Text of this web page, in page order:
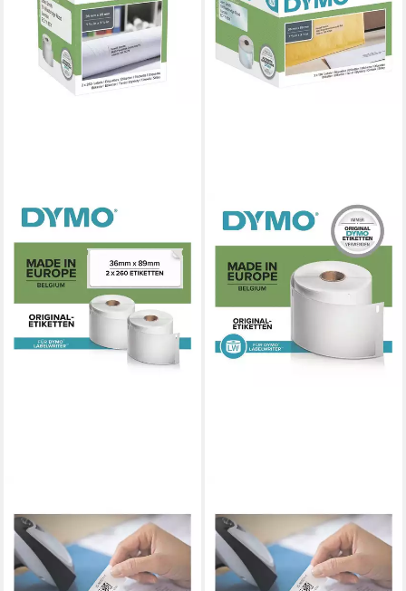
Thermorolle S0722400, 520
Adress-Etiketten, B/L: 89/36
mm
ab 30,68 €
Thermorolle S0722410, 260
Adress-Etiketten, B/L: 89/36
mm
ab 34,94 €